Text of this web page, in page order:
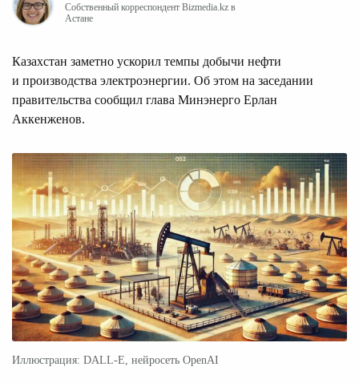
Собственный корреспондент Bizmedia.kz в
Астане
Казахстан заметно ускорил темпы добычи нефти
и производства электроэнергии. Об этом на заседании
правительства сообщил глава Минэнерго Ерлан
Аккенженов.
Иллюстрация: DALL-E, нейросеть OpenAI